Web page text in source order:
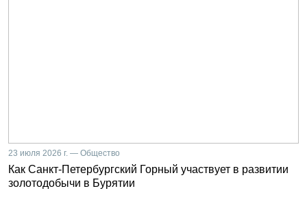
23 июля 2026 г. — Общество
Как Санкт-Петербургский Горный участвует в развитии
золотодобычи в Бурятии